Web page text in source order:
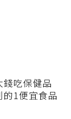
吃保健品
1便宜食品